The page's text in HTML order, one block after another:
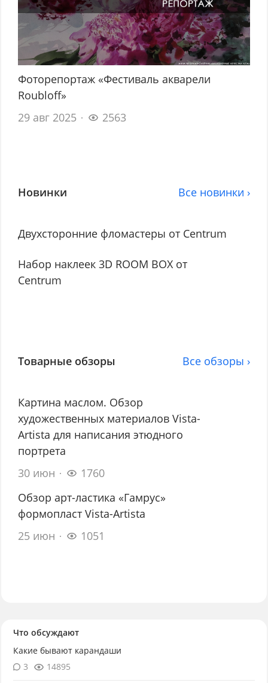
Фоторепортаж «Фестиваль акварели
Roubloff»
29 авг 2025
2563
Новинки Все новинки ›
Двухсторонние фломастеры от Centrum
Набор наклеек 3D ROOM BOX от
Centrum
Товарные обзоры Все обзоры ›
Картина маслом. Обзор
художественных материалов Vista-
Artista для написания этюдного
портрета
30 июн
1760
Обзор арт-ластика «Гамрус»
формопласт Vista-Artista
25 июн
1051
Что обсуждают
Какие бывают карандаши
3
14895